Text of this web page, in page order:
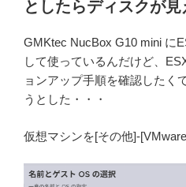
としたらディスクが見
GMKtec NucBox G10 mini に
して使っているんだけど、
ョンアップ手順を確認したく
うとした・・・
仮想マシンを[その他]-